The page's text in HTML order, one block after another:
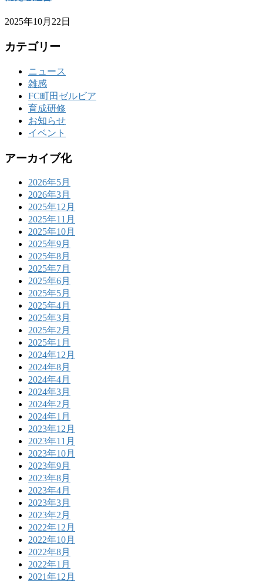
2025年10月22日
カテゴリー
ニュース
雑感
FC町田ゼルビア
育成研修
お知らせ
イベント
アーカイブ化
2026年5月
2026年3月
2025年12月
2025年11月
2025年10月
2025年9月
2025年8月
2025年7月
2025年6月
2025年5月
2025年4月
2025年3月
2025年2月
2025年1月
2024年12月
2024年8月
2024年4月
2024年3月
2024年2月
2024年1月
2023年12月
2023年11月
2023年10月
2023年9月
2023年8月
2023年4月
2023年3月
2023年2月
2022年12月
2022年10月
2022年8月
2022年1月
2021年12月